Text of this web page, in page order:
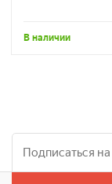
В наличии